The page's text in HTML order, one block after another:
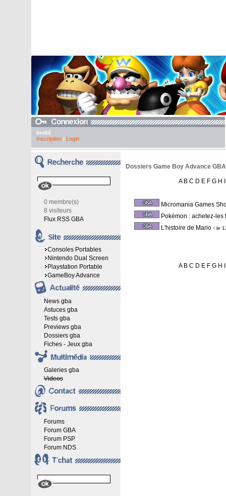
Invité
Inscription| Login
0 membre(s)
8 visiteurs
Flux RSS GBA
Consoles Portables
Nintendo Dual Screen
Playstation Portable
GameBoy Advance
News gba
Astuces gba
Tests gba
Previews gba
Dossiers gba
Fiches - Jeux gba
Galeries gba
Videos
Forums
Forum GBA
Forum PSP
Forum NDS
Dossiers Game Boy Advance
A B C D E F G H
Micromania Games
Pokémon : achetez-les
L'histoire de Mario - le
A B C D E F G H